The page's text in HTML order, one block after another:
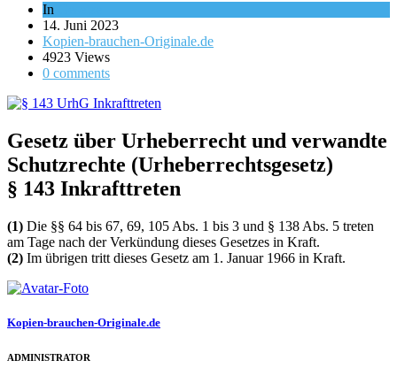
In
14. Juni 2023
Kopien-brauchen-Originale.de
4923 Views
0 comments
Gesetz über Urheberrecht und verwandte
Schutzrechte (Urheberrechtsgesetz)
§ 143 Inkrafttreten
(1) Die §§ 64 bis 67, 69, 105 Abs. 1 bis 3 und § 138 Abs. 5 treten
am Tage nach der Verkündung dieses Gesetzes in Kraft.
(2) Im übrigen tritt dieses Gesetz am 1. Januar 1966 in Kraft.
Kopien-brauchen-Originale.de
ADMINISTRATOR